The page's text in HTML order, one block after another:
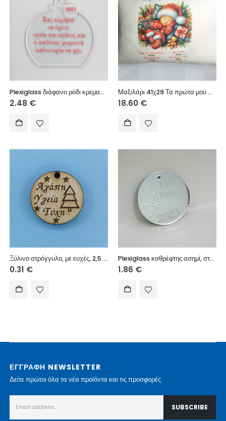
Plexiglass διάφανο ρόδι κρεμαστό με ευχή 8 εκ.
2.48 €
Μαξιλάρι 41χ29 Τα πρώτα μου Χριστούγεννα
18.60 €
Ξύλινο στρόγγυλο, με ευχές, 2,5 εκ.
0.31 €
Plexiglass καθρέφτης ασημί, στρόγγυλο με ευχή, 4 εκ.
1.86 €
ΕΓΓΡΑΦΗ NEWSLETTER
Δείτε πρώτοι όλα τα νέα προϊόντα και τις προσφορές